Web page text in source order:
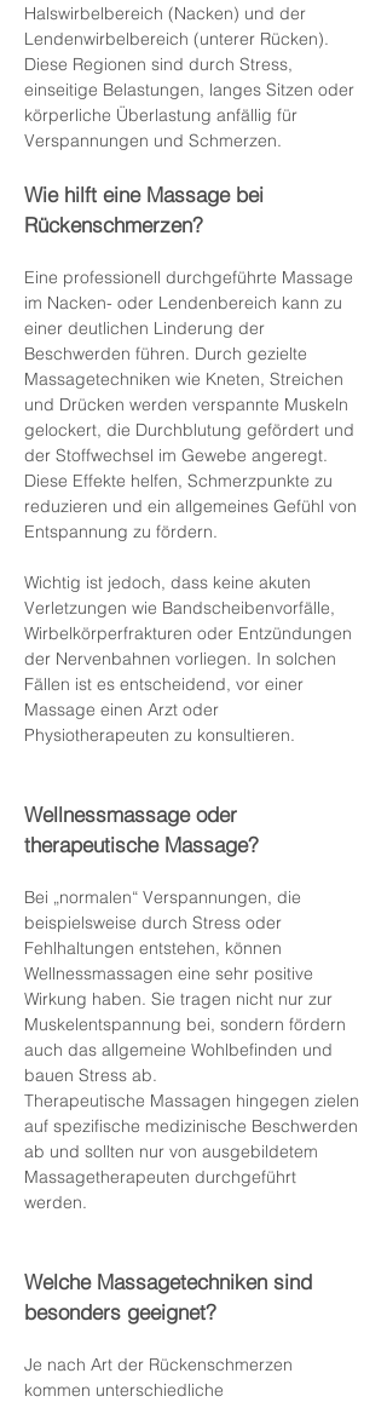
Halswirbelbereich (Nacken) und der
Lendenwirbelbereich (unterer Rücken).
Diese Regionen sind durch Stress,
einseitige Belastungen, langes Sitzen oder
körperliche Überlastung anfällig für
Verspannungen und Schmerzen.
Wie hilft eine Massage bei
Rückenschmerzen?
Eine professionell durchgeführte Massage
im Nacken- oder Lendenbereich kann zu
einer deutlichen Linderung der
Beschwerden führen. Durch gezielte
Massagetechniken wie Kneten, Streichen
und Drücken werden verspannte Muskeln
gelockert, die Durchblutung gefördert und
der Stoffwechsel im Gewebe angeregt.
Diese Effekte helfen, Schmerzpunkte zu
reduzieren und ein allgemeines Gefühl von
Entspannung zu fördern.
Wichtig ist jedoch, dass keine akuten
Verletzungen wie Bandscheibenvorfälle,
Wirbelkörperfrakturen oder Entzündungen
der Nervenbahnen vorliegen. In solchen
Fällen ist es entscheidend, vor einer
Massage einen Arzt oder
Physiotherapeuten zu konsultieren.
Wellnessmassage oder
therapeutische Massage?
Bei „normalen“ Verspannungen, die
beispielsweise durch Stress oder
Fehlhaltungen entstehen, können
Wellnessmassagen eine sehr positive
Wirkung haben. Sie tragen nicht nur zur
Muskelentspannung bei, sondern fördern
auch das allgemeine Wohlbefinden und
bauen Stress ab.
Therapeutische Massagen hingegen zielen
auf spezifische medizinische Beschwerden
ab und sollten nur von ausgebildetem
Massagetherapeuten durchgeführt
werden.
Welche Massagetechniken sind
besonders geeignet?
Je nach Art der Rückenschmerzen
kommen unterschiedliche